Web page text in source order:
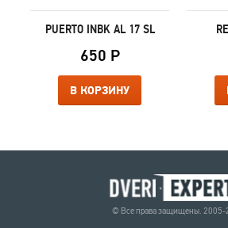
PUERTO INBK AL 17 SL
650 Р
В КОРЗИНУ
© Все права защищены. 2005-